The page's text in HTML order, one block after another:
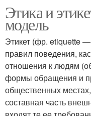
Этика и
модель
Этикет (фр. etiquette —
правил поведения,
отношения к людям
формы обращения и
общественных
составная часть